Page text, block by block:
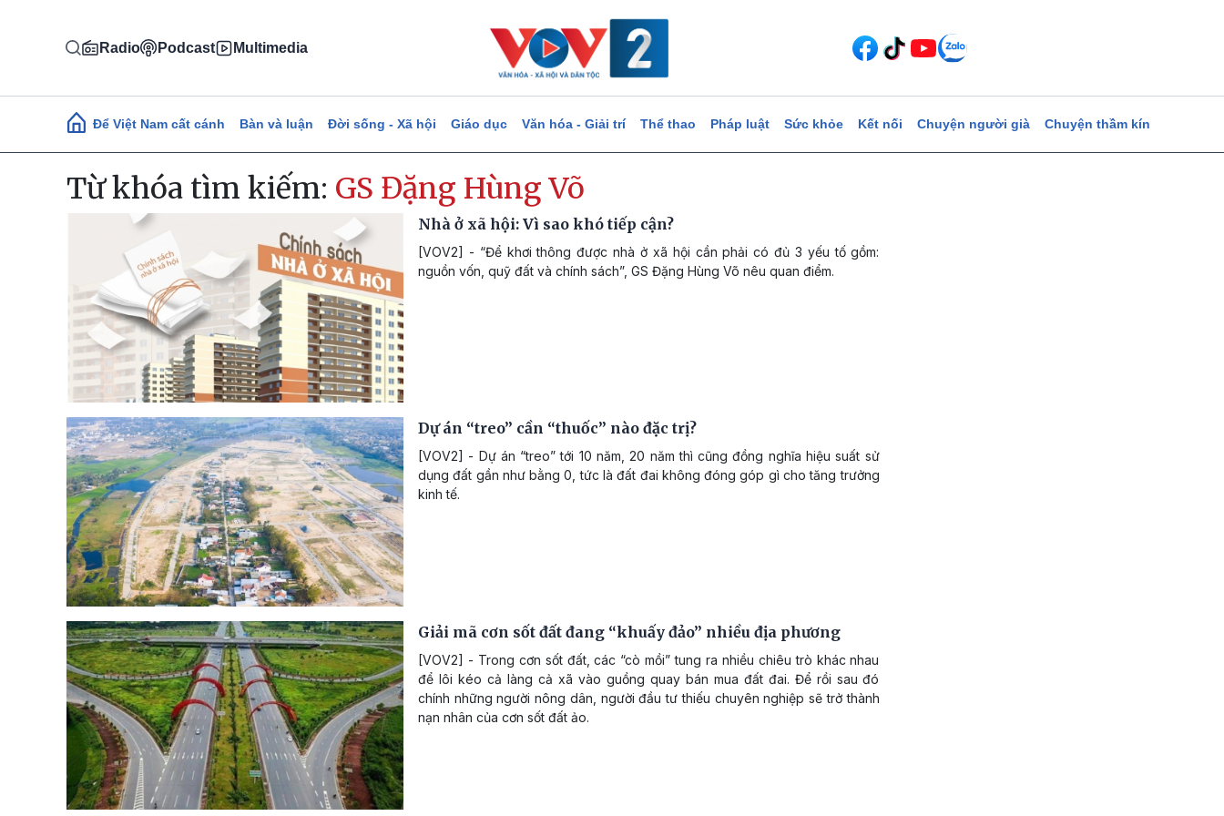
Radio Podcast Multimedia
Main navigation
Để Việt Nam cất cánh Bàn và luận Đời sống - Xã hội Giáo dục Văn hóa - Giải trí Thể thao Pháp luật Sức khỏe Kết nối Chuyện người già Chuyện thầm kín
Từ khóa tìm kiếm: GS Đặng Hùng Võ
Nhà ở xã hội: Vì sao khó tiếp cận?
[VOV2] - “Để khơi thông được nhà ở xã hội cần phải có đủ 3 yếu tố gồm:
nguồn vốn, quỹ đất và chính sách”, GS Đặng Hùng Võ nêu quan điểm.
Dự án “treo” cần “thuốc” nào đặc trị?
[VOV2] - Dự án “treo” tới 10 năm, 20 năm thì cũng đồng nghĩa hiệu suất sử
dụng đất gần như bằng 0, tức là đất đai không đóng góp gì cho tăng trưởng
kinh tế.
Giải mã cơn sốt đất đang “khuấy đảo” nhiều địa phương
[VOV2] - Trong cơn sốt đất, các “cò mồi” tung ra nhiều chiêu trò khác nhau
để lôi kéo cả làng cả xã vào guồng quay bán mua đất đai. Để rồi sau đó
chính những người nông dân, người đầu tư thiếu chuyên nghiệp sẽ trở thành
nạn nhân của cơn sốt đất ảo.